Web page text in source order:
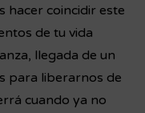
hacer coincidir este
de tu vida
llegada de un
para liberarnos de
cuando ya no